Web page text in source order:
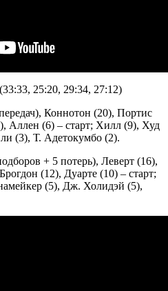
25:20, 29:34, 27:12)
Коннотон (20), Портис
Аллен (6) – старт; Хилл (9), Худ
(3), Т. Адетокумбо (2).
+ 5 потерь), Леверт (16),
(12), Дуарте (10) – старт;
(5), Дж. Холидэй (5),